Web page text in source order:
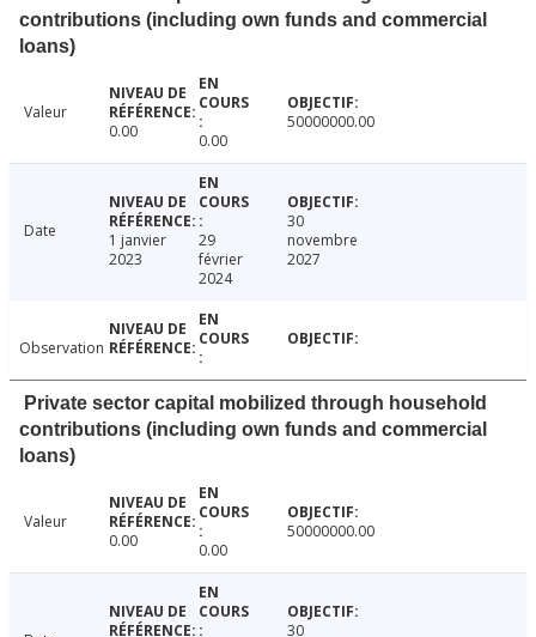
contributions (including own funds and commercial
loans)
Valeur
0.00
0.00
50000000.00
Date
1 janvier
2023
29
février
2024
30
novembre
2027
Observation
Private sector capital mobilized through household
contributions (including own funds and commercial
loans)
Valeur
0.00
0.00
50000000.00
30